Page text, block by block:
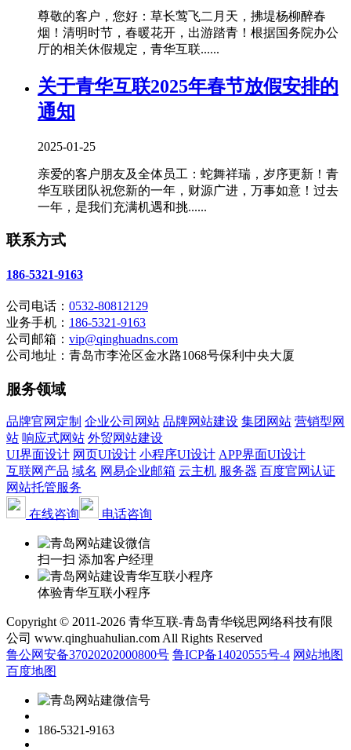
尊敬的客户，您好：草长莺飞二月天，拂堤杨柳醉春
烟！清明时节，春暖花开，出游踏青！根据国务院办公
厅的相关休假规定，青华互联......
关于青华互联2025年春节放假安排的
通知
2025-01-25
亲爱的客户朋友及全体员工：蛇舞祥瑞，岁序更新！青
华互联团队祝您新的一年，财源广进，万事如意！过去
一年，是我们充满机遇和挑......
联系方式
186-5321-9163
公司电话： 0532-80812129
业务手机： 186-5321-9163
公司邮箱： vip@qinghuadns.com
公司地址：青岛市李沧区金水路1068号保利中央大厦
服务领域
品牌官网定制 企业公司网站 品牌网站建设 集团网站 营销型网
站 响应式网站 外贸网站建设
UI界面设计 网页UI设计 小程序UI设计 APP界面UI设计
互联网产品 域名 网易企业邮箱 云主机 服务器 百度官网认证
网站托管服务
在线咨询
电话咨询
扫一扫 添加客户经理
体验青华互联小程序
Copyright © 2011-2026 青华互联-青岛青华锐思网络科技有限
公司 www.qinghuahulian.com All Rights Reserved
鲁公网安备37020202000800号 鲁ICP备14020555号-4 网站地图
百度地图
186-5321-9163